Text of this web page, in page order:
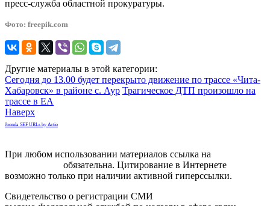
пресс-служба областной прокуратуры.
Фото: freepik.com
Другие материалы в этой категории:
Сегодня до 13.00 будет перекрыто движение по трассе «Чита-
Хабаровск» в районе с. Аур Трагическое ДТП произошло на
трассе в ЕА
Наверх
Joomla SEF URLs by Artio
При любом использовании материалов ссылка на
обязательна. Цитирование в Интернете
возможно только при наличии активной гиперссылки.
Свидетельство о регистрации СМИ